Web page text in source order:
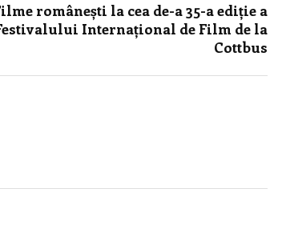
românești la cea de-a 35-a ediție a
Internațional de Film de la
Cottbus